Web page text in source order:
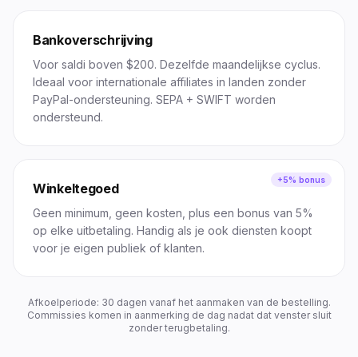
Bankoverschrijving
Voor saldi boven $200. Dezelfde maandelijkse cyclus.
Ideaal voor internationale affiliates in landen zonder
PayPal-ondersteuning. SEPA + SWIFT worden
ondersteund.
+5% bonus
Winkeltegoed
Geen minimum, geen kosten, plus een bonus van 5%
op elke uitbetaling. Handig als je ook diensten koopt
voor je eigen publiek of klanten.
Afkoelperiode: 30 dagen vanaf het aanmaken van de bestelling.
Commissies komen in aanmerking de dag nadat dat venster sluit
zonder terugbetaling.